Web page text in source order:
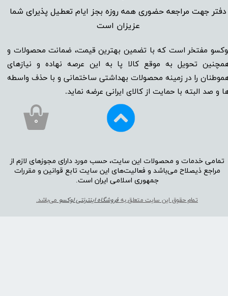
دفتر جهت مراجعه حضوری همه روزه بجز ایام تعطیل پذیرای شما
عزیزان است​​​​​​​
مفتخر است که با تضمین بهترین قیمت، ضمانت محصولات و
تحویل به موقع کالا پا به این عرصه نهاده و نیاز‌‌‌‌‌‌‌‌های
را در زمینه‌‌‌ محصولات بهداشتی ساختمانی و با حذف واسطه
و صد البته با حمایت از کالای ایرانی عرضه نماید.
تمامی خدمات و محصولات این سایت، حسب مورد دارای مجوز‌‌‌‌های لازم از
مراجع ذیصلاح می‌باشد و فعالیت‌‌‌‌های این سایت تابع قوانین و مقررات
جمهوری اسلامی ایران است.​​​​​​​
تمام حقوق این سایت متعلق بهفروشگاه اینترنتی لوکسومی‌باشد.
۰